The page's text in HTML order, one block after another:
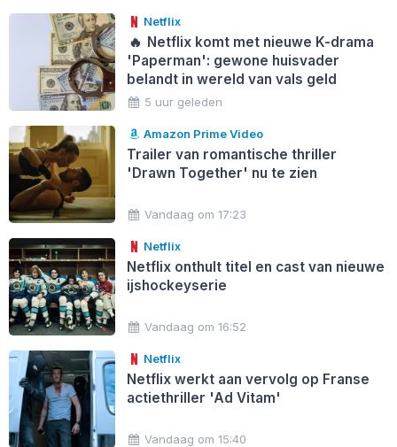
Netflix
🔥 Netflix komt met nieuwe K-drama
'Paperman': gewone huisvader
belandt in wereld van vals geld
5 uur geleden
Amazon Prime Video
Trailer van romantische thriller
'Drawn Together' nu te zien
Vandaag om 17:23
Netflix
Netflix onthult titel en cast van nieuwe
ijshockeyserie
Vandaag om 16:52
Netflix
Netflix werkt aan vervolg op Franse
actiethriller 'Ad Vitam'
Vandaag om 15:40